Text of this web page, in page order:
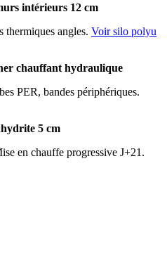
intérieurs 12 cm
angles. Voir silo polyu
chauffant hydraulique
PER, bandes périphériques.
5 cm
en chauffe progressive J+21.